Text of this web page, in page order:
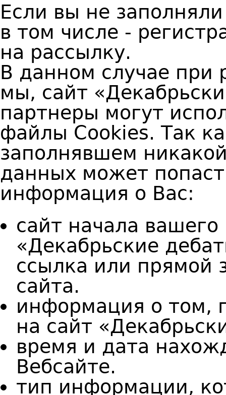
Если вы не
в том числе -
на рассылку.
В данном случае при
мы, сайт
партнеры могут
файлы Cookies. Так
заполнявшем
данных может
информация о Вас:
сайт начала
«Декабрьские
ссылка или прямой
сайта.
информация о том,
на сайт
время и дата
Вебсайте.
тип информации,